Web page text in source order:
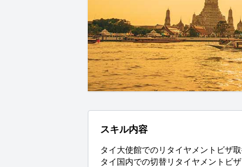
スキル内容
タイ大使館でのリタイヤメントビザ
タイ国内での切替リタイヤメントビ